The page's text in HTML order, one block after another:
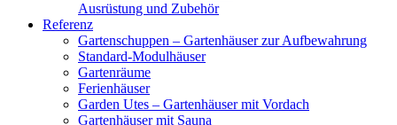
Ausrüstung und Zubehör
Referenz
Gartenschuppen – Gartenhäuser zur Aufbewahrung
Standard-Modulhäuser
Gartenräume
Ferienhäuser
Garden Utes – Gartenhäuser mit Vordach
Gartenhäuser mit Sauna